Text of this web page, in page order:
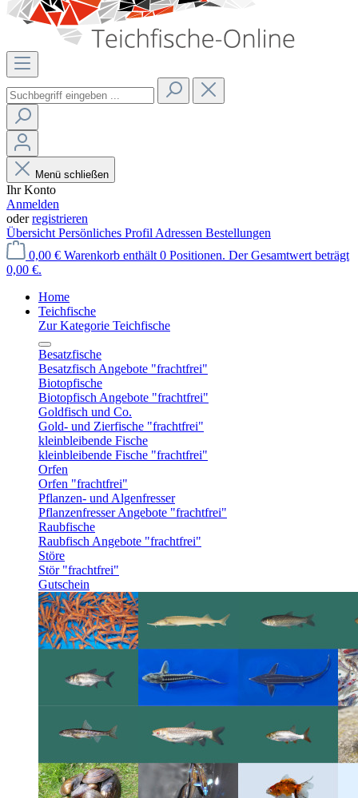
Menü schließen
Ihr Konto
Anmelden
oderregistrieren
Übersicht Persönliches Profil Adressen Bestellungen
0,00 € Warenkorb enthält 0 Positionen. Der Gesamtwert beträgt
0,00 €.
Home
Teichfische
Zur Kategorie Teichfische
Besatzfische
Besatzfisch Angebote "frachtfrei"
Biotopfische
Biotopfisch Angebote "frachtfrei"
Goldfisch und Co.
Gold- und Zierfische "frachtfrei"
kleinbleibende Fische
kleinbleibende Fische "frachtfrei"
Orfen
Orfen "frachtfrei"
Pflanzen- und Algenfresser
Pflanzenfresser Angebote "frachtfrei"
Raubfische
Raubfisch Angebote "frachtfrei"
Störe
Stör "frachtfrei"
Gutschein